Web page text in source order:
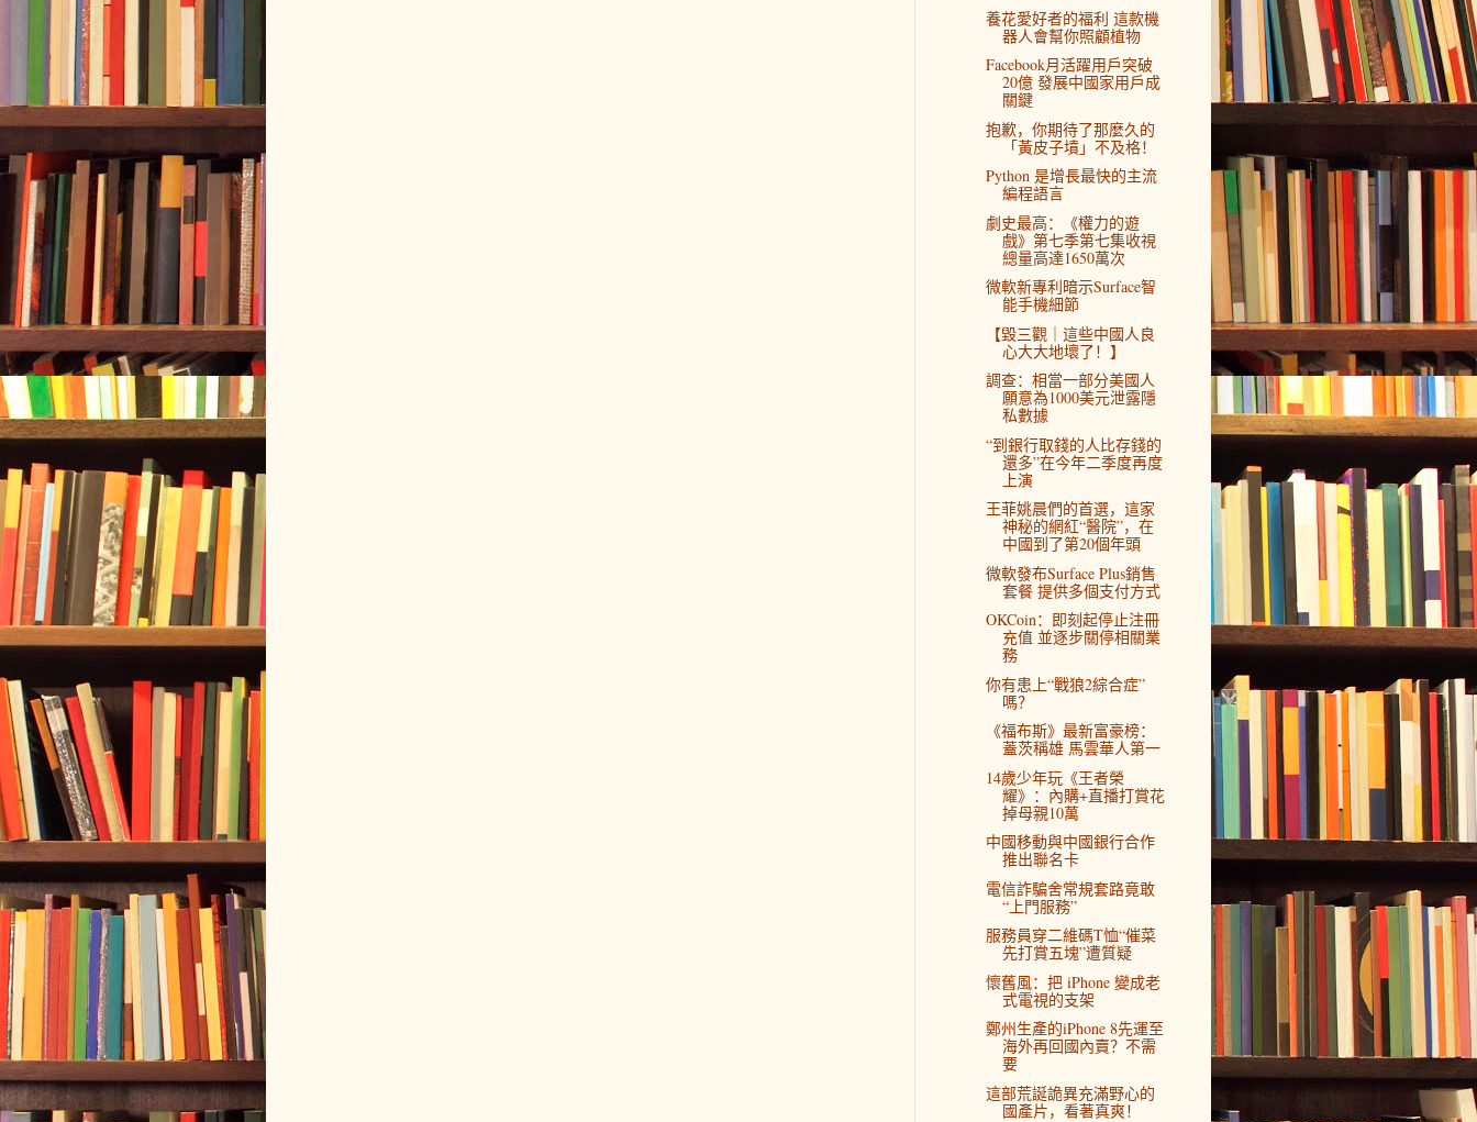
養花愛好者的福利 這款機
器人會幫你照顧植物
Facebook月活躍用戶突破
20億 發展中國家用戶成
關鍵
抱歉，你期待了那麼久的
「黃皮子墳」不及格！
Python 是增長最快的主流
編程語言
劇史最高：《權力的遊
戲》第七季第七集收視
總量高達1650萬次
微軟新專利暗示Surface智
能手機細節
【毀三觀｜這些中國人良
心大大地壞了！】
調查：相當一部分美國人
願意為1000美元泄露隱
私數據
“到銀行取錢的人比存錢的
還多”在今年二季度再度
上演
王菲姚晨們的首選，這家
神秘的網紅“醫院”，在
中國到了第20個年頭
微軟發布Surface Plus銷售
套餐 提供多個支付方式
OKCoin：即刻起停止注冊
充值 並逐步關停相關業
務
你有患上“戰狼2綜合症”
嗎？
《福布斯》最新富豪榜：
蓋茨稱雄 馬雲華人第一
14歲少年玩《王者榮
耀》：內購+直播打賞花
掉母親10萬
中國移動與中國銀行合作
推出聯名卡
電信詐騙舍常規套路竟敢
“上門服務”
服務員穿二維碼T恤“催菜
先打賞五塊”遭質疑
懷舊風：把 iPhone 變成老
式電視的支架
鄭州生產的iPhone 8先運至
海外再回國內賣？不需
要
這部荒誕詭異充滿野心的
國產片，看著真爽！